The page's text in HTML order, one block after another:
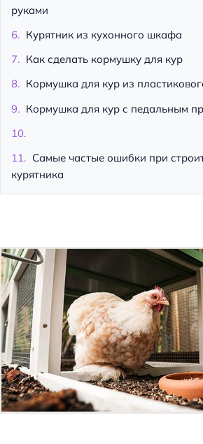
руками
Курятник из кухонного шкафа
Как сделать кормушку для кур
Кормушка для кур из
Кормушка для кур с педальным
Самые частые ошибки при
курятника